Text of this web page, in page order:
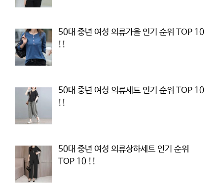
50대 중년 여성 의류가을 인기 순위 TOP 10
!!
50대 중년 여성 의류세트 인기 순위 TOP 10
!!
50대 중년 여성 의류상하세트 인기 순위
TOP 10 !!